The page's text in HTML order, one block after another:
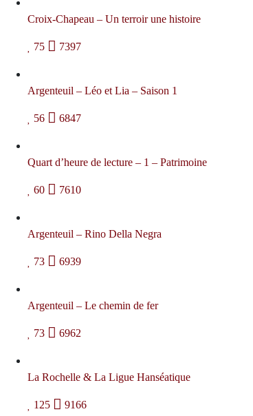
Croix-Chapeau – Un terroir une histoire
75 7397
Argenteuil – Léo et Lia – Saison 1
56 6847
Quart d’heure de lecture – 1 – Patrimoine
60 7610
Argenteuil – Rino Della Negra
73 6939
Argenteuil – Le chemin de fer
73 6962
La Rochelle & La Ligue Hanséatique
125 9166